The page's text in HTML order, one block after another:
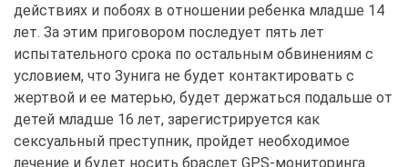
действиях и побоях в отношении ребенка младше 14
лет. За этим приговором последует пять лет
испытательного срока по остальным обвинениям с
условием, что Зунига не будет контактировать с
жертвой и ее матерью, будет держаться подальше от
детей младше 16 лет, зарегистрируется как
сексуальный преступник, пройдет необходимое
лечение и будет носить браслет GPS-мониторинга.